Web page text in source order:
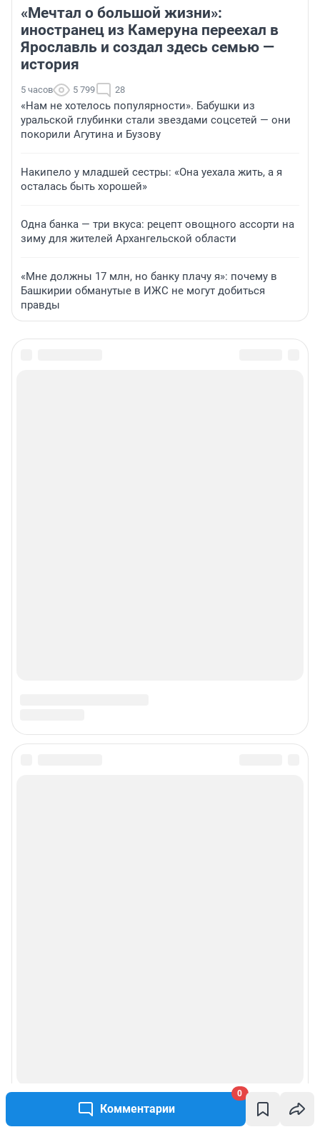
Комментарии
0
«Мечтал о большой жизни»:
иностранец из Камеруна переехал в
Ярославль и создал здесь семью —
история
5 часов 5 799 28
«Нам не хотелось популярности». Бабушки из
уральской глубинки стали звездами соцсетей — они
покорили Агутина и Бузову
Накипело у младшей сестры: «Она уехала жить, а я
осталась быть хорошей»
Одна банка — три вкуса: рецепт овощного ассорти на
зиму для жителей Архангельской области
«Мне должны 17 млн, но банку плачу я»: почему в
Башкирии обманутые в ИЖС не могут добиться
правды